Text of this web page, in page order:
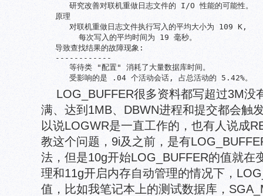
      研究改善对联机重做日志文件的 I/O 性能的可能性。
   原理
      对联机重做日志文件执行写入的平均大小为 109 K,
        每次写入的平均时间为 19 毫秒。
   导致查找结果的故障现象:
   ------------
      等待类 "配置" 消耗了大量数据库时间。
      受影响的是 .04 个活动会话, 占总活动的 5.42%。
LOG_BUFFER很多资料都写超过3M没
满、达到1MB、DBWN进程和提交都会触
以说LOGWR是一直工作的，也有人说成
教这个问题，9i及之前，是有
法，但是10g开始LOG_BUFFER的值就在
理和11g开启内存自动管理的情况下，
值，比如我笔记本上的测试数据库，